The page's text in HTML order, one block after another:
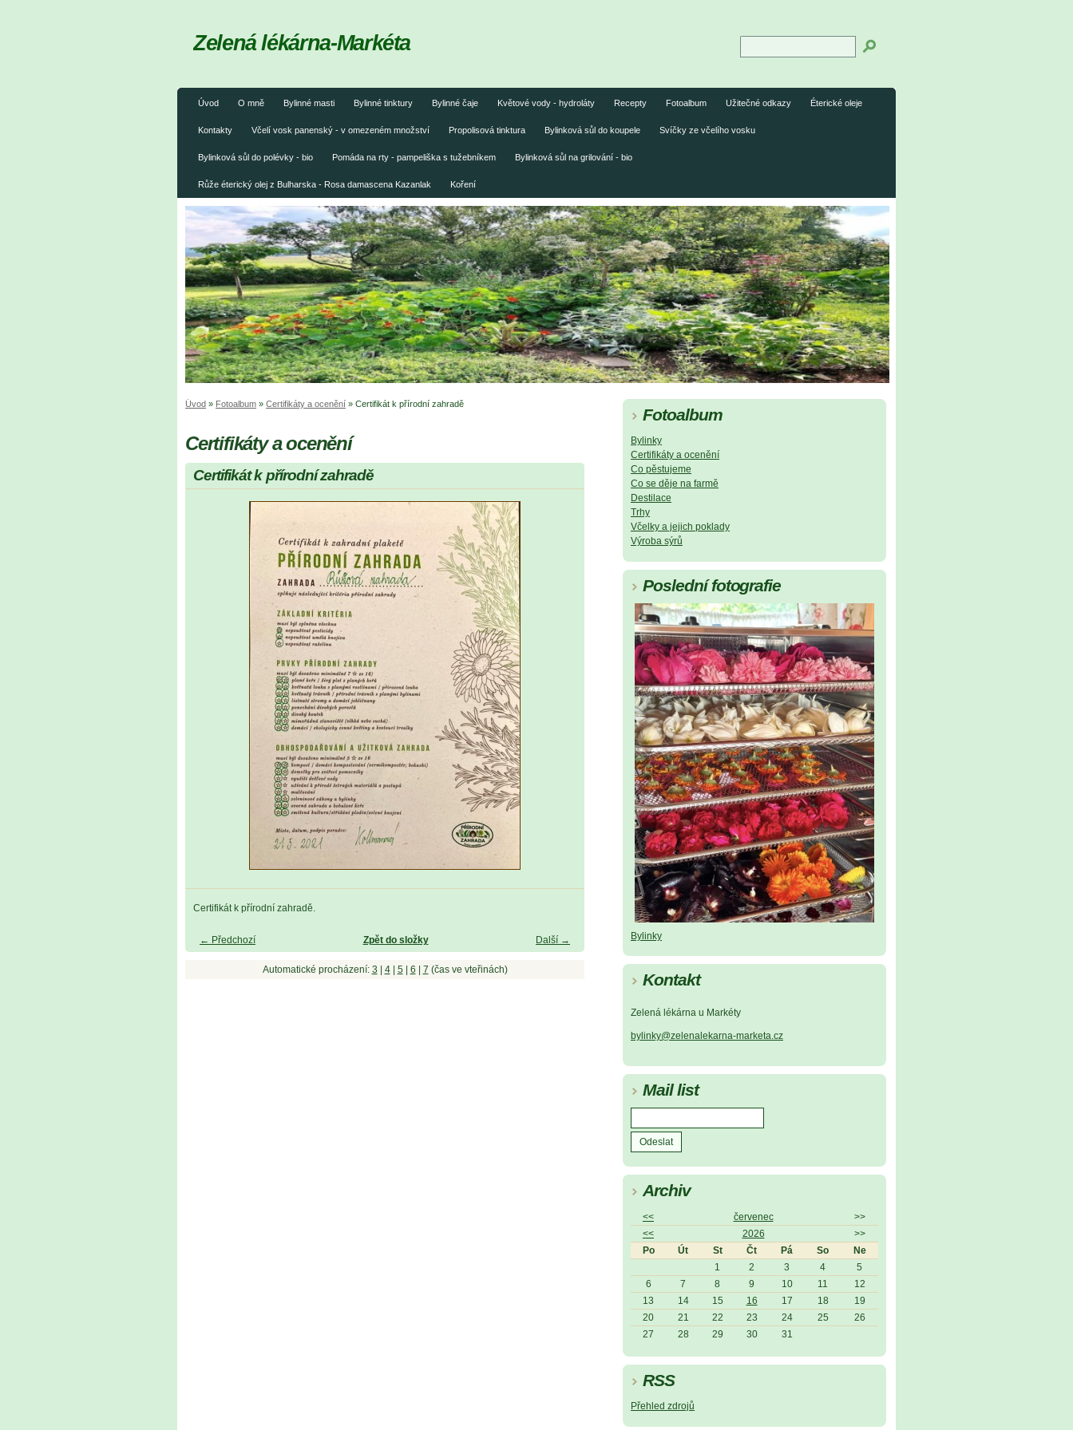
Úvod O mně Bylinné masti Bylinné tinktury Bylinné čaje Květové vody - hydroláty Recepty Fotoalbum Užitečné odkazy Éterické oleje
Kontakty Včelí vosk panenský - v omezeném množství Propolisová tinktura Bylinková sůl do koupele Svíčky ze včelího vosku
Bylinková sůl do polévky - bio Pomáda na rty - pampeliška s tužebníkem Bylinková sůl na grilování - bio
Růže éterický olej z Bulharska - Rosa damascena Kazanlak Koření
Zelená lékárna-Markéta
Úvod » Fotoalbum » Certifikáty a ocenění » Certifikát k přírodní zahradě
Certifikáty a ocenění
Certifikát k přírodní zahradě
Certifikát k přírodní zahradě.
← Předchozí Další →
Zpět do složky
Automatické procházení: 3 4| 5| 6 7 (čas ve vteřinách)
Fotoalbum
Bylinky
Certifikáty a ocenění
Co pěstujeme
Co se děje na farmě
Destilace
Trhy
Včelky a jejich poklady
Výroba sýrů
Poslední fotografie
Bylinky
Kontakt
Zelená lékárna u Markéty
bylinky@zelenalekarna-marketa.cz
Mail list
Archiv
<< červenec
>>
<<
2026
>>
Po
Út St Čt Pá So
Ne
1
2 3 4
5
6
7 8 9 10 11
12
13
14 15 16 17 18
19
20
21 22 23 24 25
26
27
28 29 30 31
RSS
Přehled zdrojů